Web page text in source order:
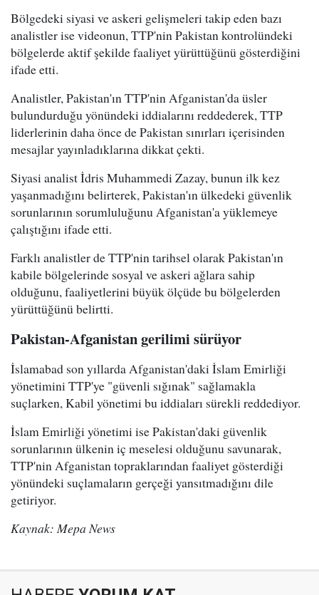
Bölgedeki siyasi ve askeri gelişmeleri takip eden bazı
analistler ise videonun, TTP'nin Pakistan kontrolündeki
bölgelerde aktif şekilde faaliyet yürüttüğünü gösterdiğini
ifade etti.
Analistler, Pakistan'ın TTP'nin Afganistan'da üsler
bulundurduğu yönündeki iddialarını reddederek, TTP
liderlerinin daha önce de Pakistan sınırları içerisinden
mesajlar yayınladıklarına dikkat çekti.
Siyasi analist İdris Muhammedi Zazay, bunun ilk kez
yaşanmadığını belirterek, Pakistan'ın ülkedeki güvenlik
sorunlarının sorumluluğunu Afganistan'a yüklemeye
çalıştığını ifade etti.
Farklı analistler de TTP'nin tarihsel olarak Pakistan'ın
kabile bölgelerinde sosyal ve askeri ağlara sahip
olduğunu, faaliyetlerini büyük ölçüde bu bölgelerden
yürüttüğünü belirtti.
Pakistan-Afganistan gerilimi sürüyor
İslamabad son yıllarda Afganistan'daki İslam Emirliği
yönetimini TTP'ye "güvenli sığınak" sağlamakla
suçlarken, Kabil yönetimi bu iddiaları sürekli reddediyor.
İslam Emirliği yönetimi ise Pakistan'daki güvenlik
sorunlarının ülkenin iç meselesi olduğunu savunarak,
TTP'nin Afganistan topraklarından faaliyet gösterdiği
yönündeki suçlamaların gerçeği yansıtmadığını dile
getiriyor.
Kaynak: Mepa News